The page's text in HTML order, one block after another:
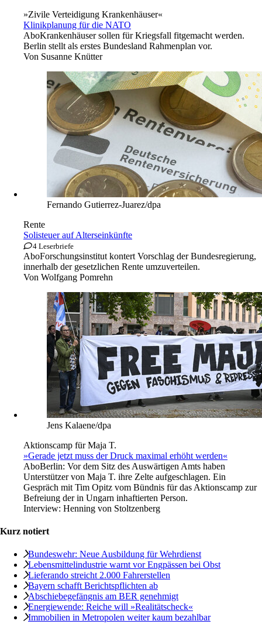
»Zivile Verteidigung Krankenhäuser«
Klinikplanung für die NATO
AboKrankenhäuser sollen für Kriegsfall fitgemacht werden.
Berlin stellt als erstes Bundesland Rahmenplan vor.
Von Susanne Knütter
Fernando Gutierrez-Juarez/dpa
Rente
Solisteuer auf Alterseinkünfte
4 Leserbriefe
AboForschungsinstitut kontert Vorschlag der Bundesregierung,
innerhalb der gesetzlichen Rente umzuverteilen.
Von Wolfgang Pomrehn
Jens Kalaene/dpa
Aktionscamp für Maja T.
»Gerade jetzt muss der Druck maximal erhöht werden«
AboBerlin: Vor dem Sitz des Auswärtigen Amts haben
Unterstützer von Maja T. ihre Zelte aufgeschlagen. Ein
Gespräch mit Tim Opitz vom Bündnis für das Aktionscamp zur
Befreiung der in Ungarn inhaftierten Person.
Interview: Henning von Stoltzenberg
Kurz notiert
Bundeswehr: Neue Ausbildung für Wehrdienst
Lebensmittelindustrie warnt vor Engpässen bei Obst
Lieferando streicht 2.000 Fahrerstellen
Bayern schafft Berichtspflichten ab
Abschiebegefängnis am BER genehmigt
Energiewende: Reiche will »Realitätscheck«
Immobilien in Metropolen weiter kaum bezahlbar